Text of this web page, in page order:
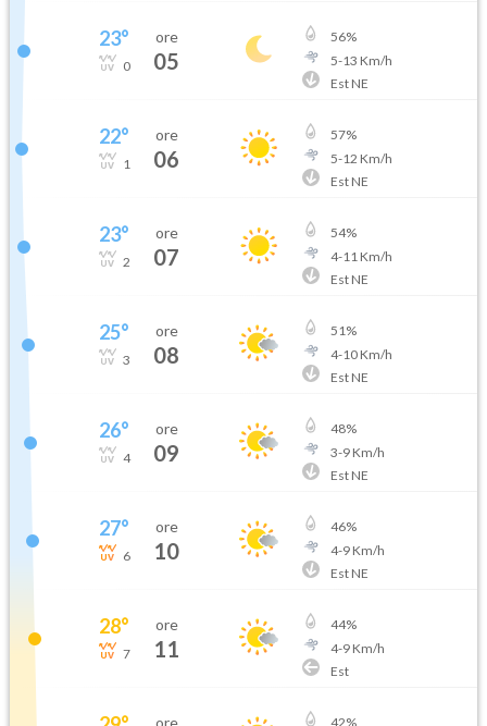
23°
0
ore
05
56%
5-13 Km/h
Est NE
22°
1
ore
06
57%
5-12 Km/h
Est NE
23°
2
ore
07
54%
4-11 Km/h
Est NE
25°
3
ore
08
51%
4-10Km/h
Est NE
26°
4
ore
09
48%
3-9Km/h
Est NE
27°
6
ore
10
46%
4-9Km/h
Est NE
28°
7
ore
11
44%
4-9Km/h
Est
ore 42%